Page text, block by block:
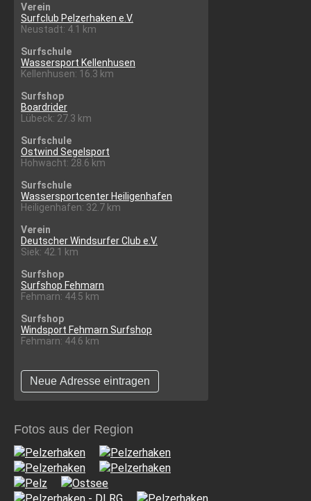
Verein
Surfclub Pelzerhaken e.V.
Neustadt: 4.1 km
Surfschule
Wassersport Kellenhusen
Kellenhusen: 16.3 km
Surfshop
Boardrider
Lübeck: 27.3 km
Surfschule
Ostwind Segelsport
Hohwacht: 28.6 km
Surfschule
Wassersportcenter Heiligenhafen
Heiligenhafen: 32.7 km
Verein
Deutscher Windsurfer Club e.V.
Siek: 42.1 km
Surfshop
Surfshop Fehmarn
Fehmarn: 44.5 km
Surfshop
Windsport Fehmarn Surfshop
Fehmarn: 44.6 km
Neue Adresse eintragen
Fotos aus der Region